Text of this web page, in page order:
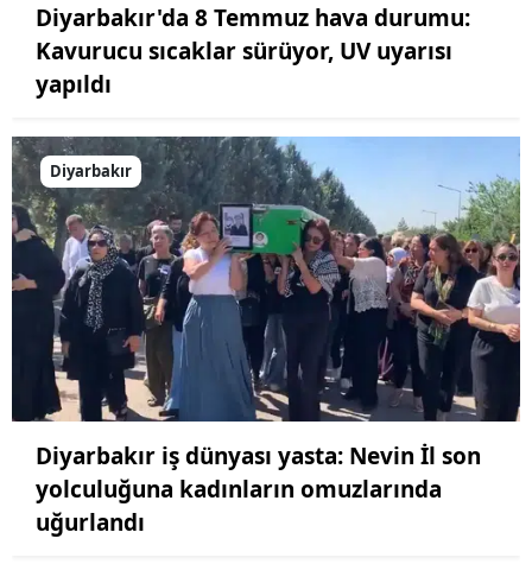
Diyarbakır'da 8 Temmuz hava durumu:
Kavurucu sıcaklar sürüyor, UV uyarısı
yapıldı
Diyarbakır
Diyarbakır iş dünyası yasta: Nevin İl son
yolculuğuna kadınların omuzlarında
uğurlandı